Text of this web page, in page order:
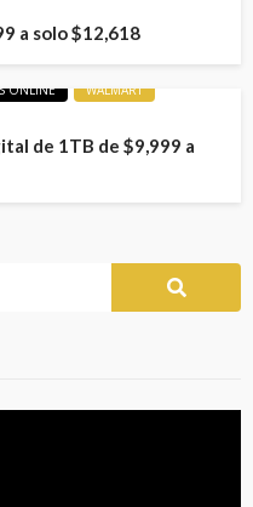
a solo $12,618
ONLINE WALMART
de 1TB de $9,999 a